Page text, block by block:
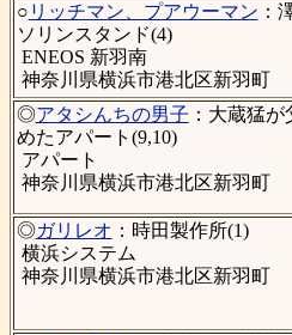
○ リッチマン、プアウーマン ：
ソリンスタンド(4)
ENEOS 新羽南
神奈川県横浜市港北区新羽町
◎アタシんちの男子 ：大蔵猛
めたアパート(9,10)
アパート
神奈川県横浜市港北区新羽町
◎ガリレオ ：時田製作所(1)
横浜システム
神奈川県横浜市港北区新羽町